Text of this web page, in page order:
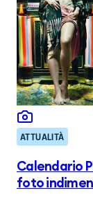
ATTUALITÀ
Calendario
foto